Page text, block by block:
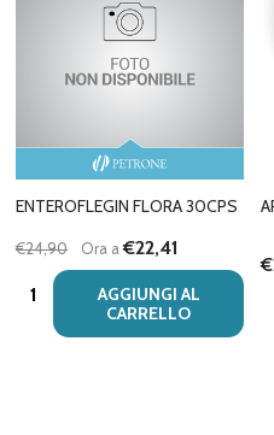
ENTEROFLEGIN FLORA 30CPS
€24,90 Ora a€22,41
Quantità:
AGGIUNGI AL
CARRELLO